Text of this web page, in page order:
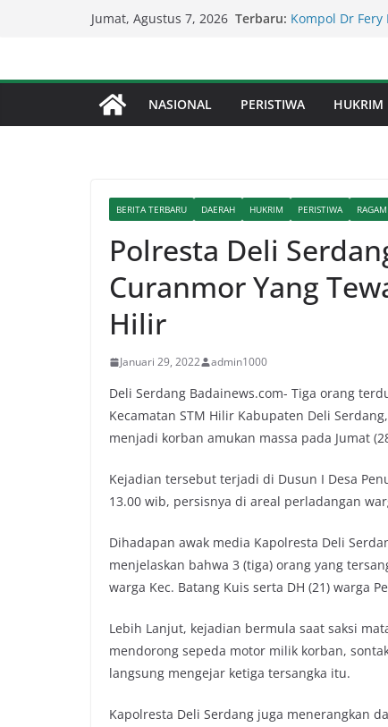
Jumat, Agustus 7, 2026 Terbaru: Penegakan
Percepat
SDABMBK
NASIONAL PERISTIWA HUKRIM
BERITA TERBARU DAERAH HUKRIM PERISTIWA RAGAM
Polresta Deli
Curanmor Yang
Hilir
Januari 29, 2022 admin1000
Deli Serdang Badainews.com- Tiga orang
Kecamatan STM Hilir Kabupaten Deli
menjadi korban amukan massa pada Jumat
Kejadian tersebut terjadi di Dusun I Desa
13.00 wib, persisnya di areal perladangan
Dihadapan awak media Kapolresta Deli
menjelaskan bahwa 3 (tiga) orang yang
warga Kec. Batang Kuis serta DH (21) warga
Lebih Lanjut, kejadian bermula saat saksi
mendorong sepeda motor milik korban,
langsung mengejar ketiga tersangka itu.
Kapolresta Deli Serdang juga menerangkan